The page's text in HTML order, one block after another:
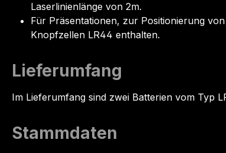
Laserlinienlänge von 2m.
Für Präsentationen, zur Positionierung
Knopfzellen LR44 enthalten.
Lieferumfang
Im Lieferumfang sind zwei Batterien vom Typ
Stammdaten